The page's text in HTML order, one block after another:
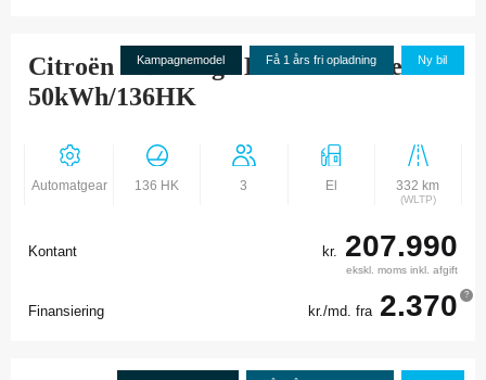
Kampagnemodel Få 1 års fri opladning Ny bil
Citroën ë-Berlingo L2 Masterline
50kWh/136HK
Automatgear 136 HK 3 El 332 km
(WLTP)
Kontant kr. 207.990
ekskl. moms inkl. afgift
Finansiering kr./md. fra 2.370 ?